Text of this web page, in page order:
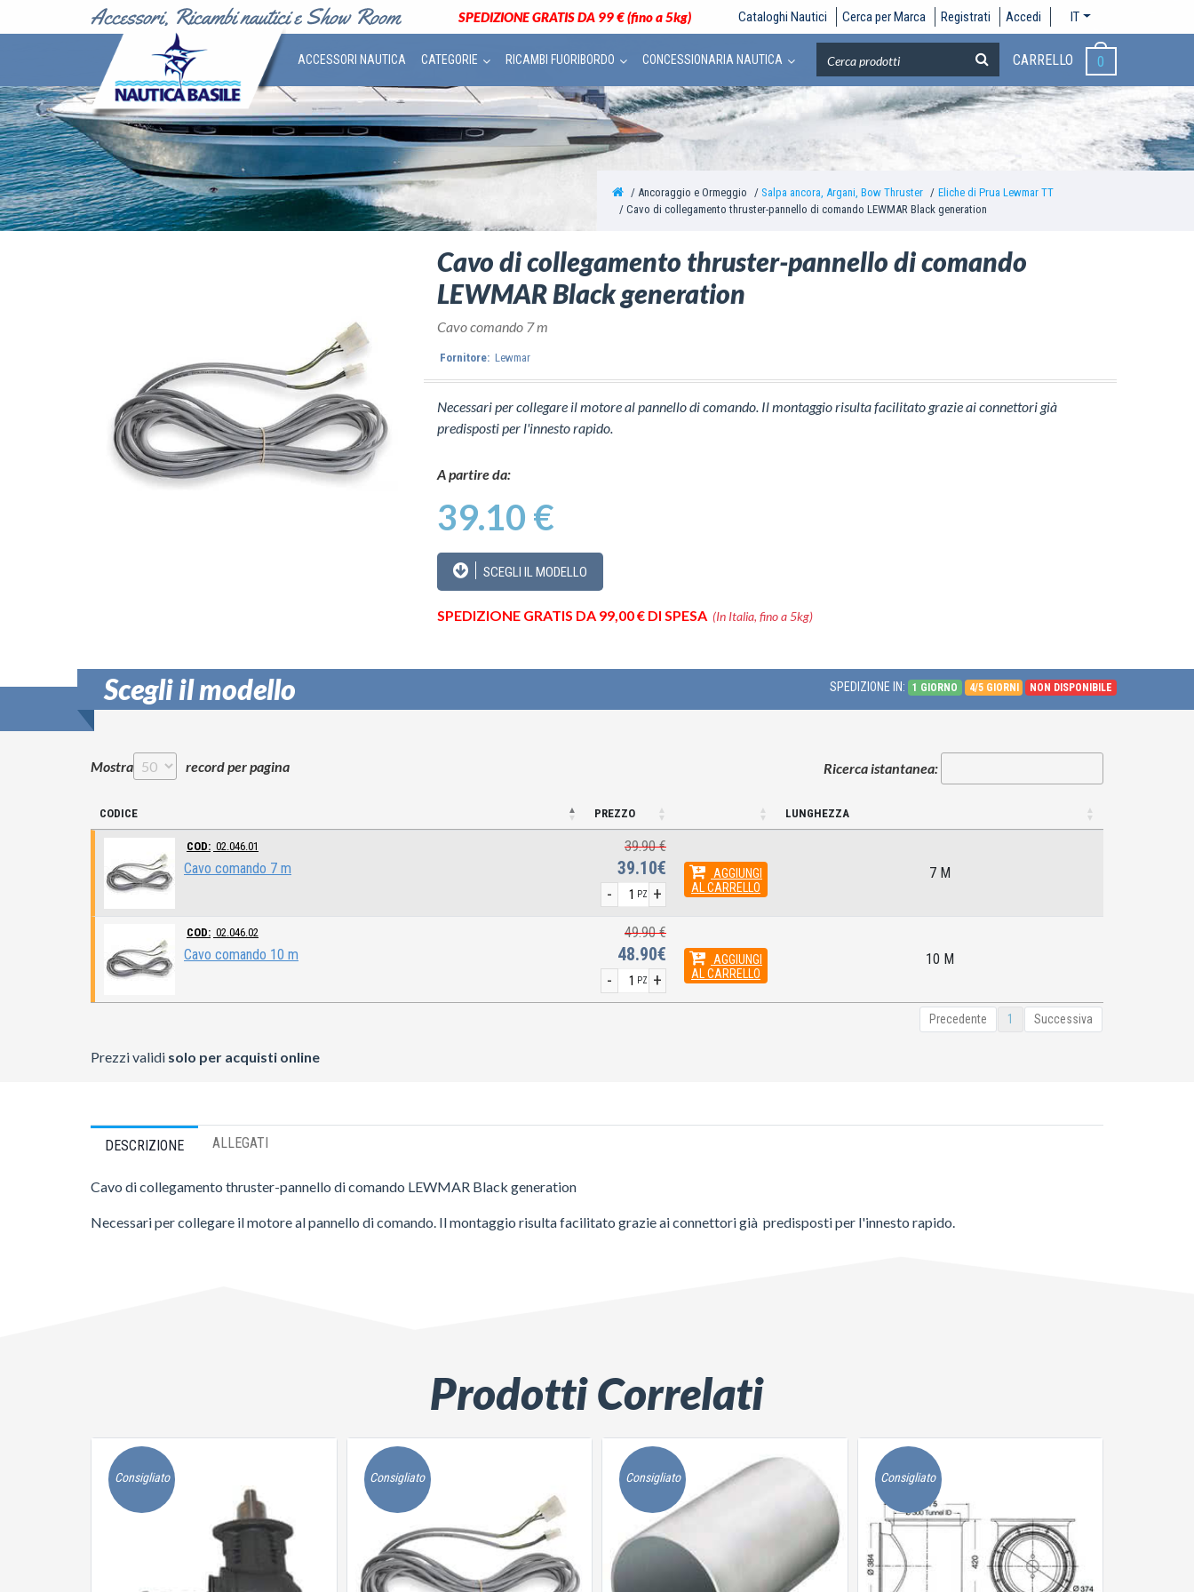
SPEDIZIONE GRATIS DA 99 € (fino a 5kg) Cataloghi Nautici Cerca per Marca Registrati Accedi IT
ACCESSORI NAUTICA CATEGORIE RICAMBI FUORIBORDO CONCESSIONARIA NAUTICA CARRELLO 0
Ancoraggio e Ormeggio Salpa ancora, Argani, Bow Thruster
Eliche di Prua Lewmar TT
Cavo di collegamento thruster-pannello di comando LEWMAR Black generation
Cavo di collegamento thruster-pannello di comando
LEWMAR Black generation
Cavo comando 7 m
Fornitore: Lewmar
Necessari per collegare il motore al pannello di comando. Il montaggio risulta facilitato grazie ai connettori già
predisposti per l'innesto rapido.
A partire da:
39.10 €
SCEGLI IL MODELLO
SPEDIZIONE GRATIS DA 99,00 € DI SPESA (In Italia, fino a 5kg)
Scegli il modello SPEDIZIONE IN: 1 GIORNO 4/5 GIORNI NON DISPONIBILE
Mostra record per pagina Ricerca istantanea:
CODICE PREZZO LUNGHEZZA
COD: 02.046.01
Cavo comando 7 m
39.90 €
39.10€
+
- PZ
AGGIUNGI
AL CARRELLO
7 M
COD: 02.046.02
Cavo comando 10 m
49.90 €
48.90€
+
- PZ
AGGIUNGI
AL CARRELLO
10 M
Precedente 1 Successiva
Prezzi validi solo per acquisti online
DESCRIZIONE ALLEGATI
Cavo di collegamento thruster-pannello di comando LEWMAR Black generation
Necessari per collegare il motore al pannello di comando. Il montaggio risulta facilitato grazie ai connettori già predisposti per l'innesto rapido.
Prodotti Correlati
Consigliato Consigliato Consigliato Consigliato